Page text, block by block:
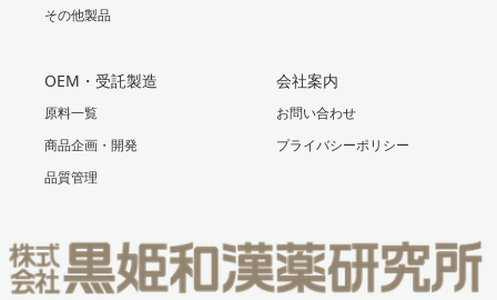
その他製品
OEM・受託製造
原料一覧
商品企画・開発
品質管理
会社案内
お問い合わせ
プライバシーポリシー